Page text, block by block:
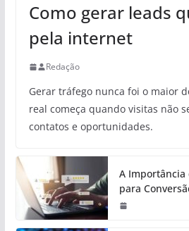
Como gerar leads
pela internet
Redação
Gerar tráfego nunca foi o maior
real começa quando visitas não
contatos e oportunidades.
A Importância
para